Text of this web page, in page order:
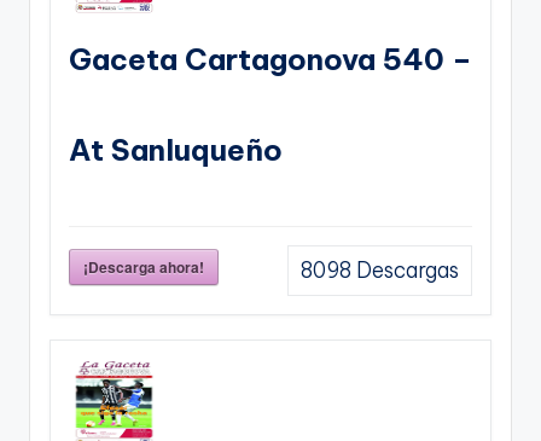
Gaceta Cartagonova 540 –
At Sanluqueño
¡Descarga ahora! 8098 Descargas